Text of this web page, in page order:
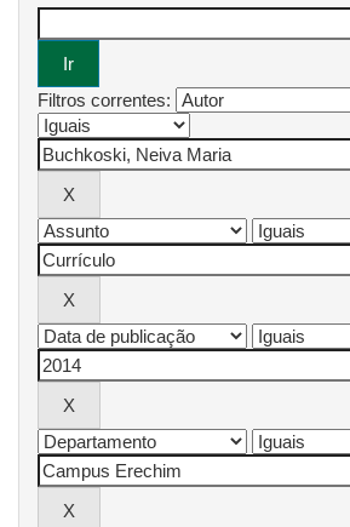
Filtros correntes: